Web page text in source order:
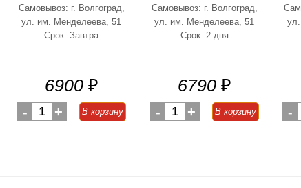
Самовывоз: г. Волгоград,
ул. им. Менделеева, 51
Срок: Завтра
6900 ₽
- 1 + В корзину
Самовывоз: г. Волгоград,
ул. им. Менделеева, 51
Срок: 2 дня
6790 ₽
- 1 + В корзину -